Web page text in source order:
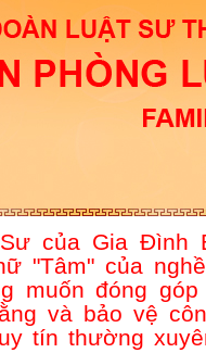
của Gia Đình
"Tâm" của
muốn đóng góp
và bảo vệ
tín thường